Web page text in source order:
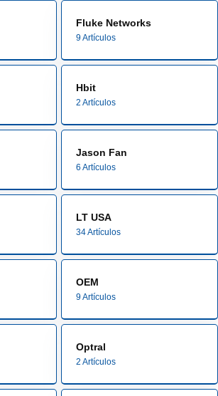
Fluke Networks
9 Artículos
Hbit
2 Artículos
Jason Fan
6 Artículos
LT USA
34 Artículos
OEM
9 Artículos
Optral
2 Artículos